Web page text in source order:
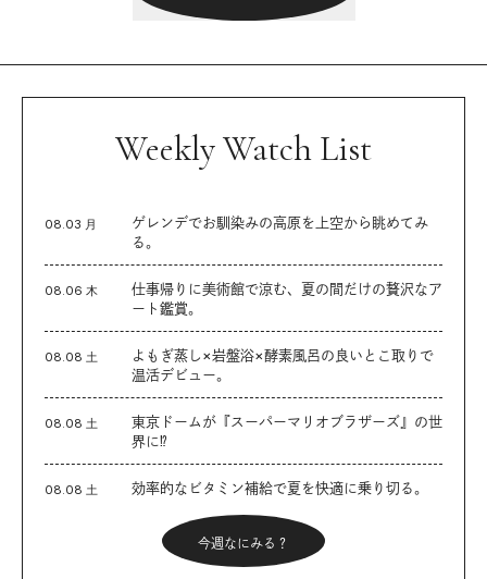
Weekly Watch List
08.03 月
ゲレンデでお馴染みの高原を上空から眺めてみ
る。
08.06 木
仕事帰りに美術館で涼む、夏の間だけの贅沢なア
ート鑑賞。
08.08 土
よもぎ蒸し×岩盤浴×酵素風呂の良いとこ取りで
温活デビュー。
08.08 土
東京ドームが『スーパーマリオブラザーズ』の世
界に⁉︎
08.08 土 効率的なビタミン補給で夏を快適に乗り切る。
今週なにみる？